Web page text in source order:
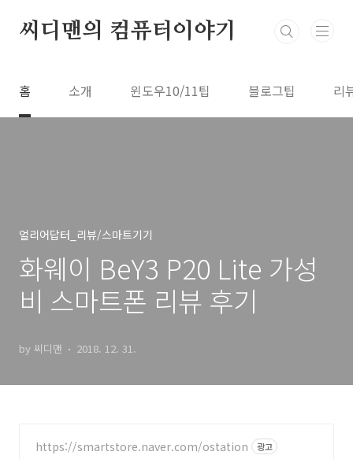
씨디맨의 컴퓨터이야기
홈 소개 윈도우10/11팁 블로그팁 리
얼리어답터_리뷰/스마트기기
화웨이 BeY3 P20 Lite 가성
비 스마트폰 리뷰 후기
by 씨디맨 2018. 12. 31.
https://smartstore.naver.com/ostation 광고